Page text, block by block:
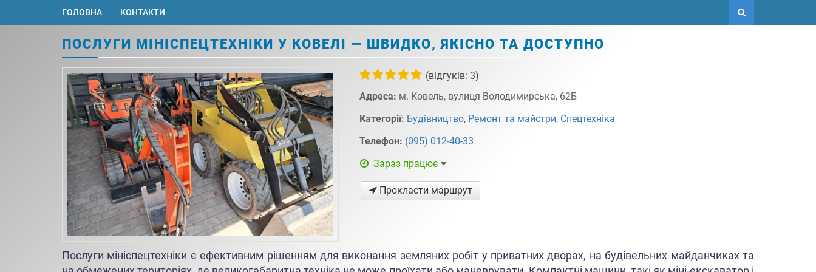
ГОЛОВНА КОНТАКТИ
ПОСЛУГИ МІНІСПЕЦТЕХНІКИ У КОВЕЛІ — ШВИДКО, ЯКІСНО ТА ДОСТУПНО
(відгуків: 3)
Адреса: м. Ковель, вулиця Володимирська, 62Б
Категорії: Будівництво, Ремонт та майстри, Спецтехніка
Телефон: (095) 012-40-33
Зараз працює
Прокласти маршрут
Послуги мініспецтехніки є ефективним рішенням для виконання земляних робіт у приватних дворах, на будівельних майданчиках та